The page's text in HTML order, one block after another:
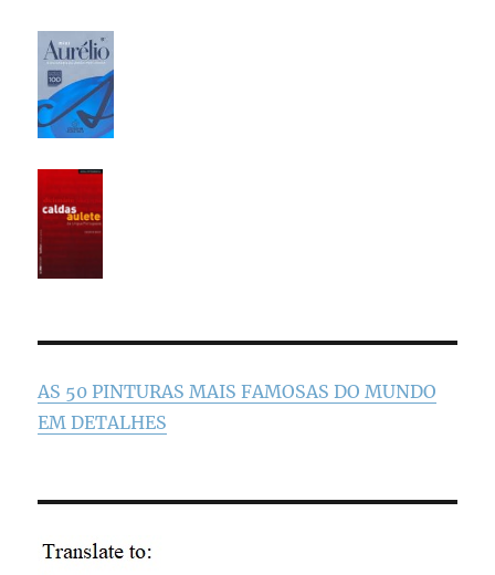
AS 50 PINTURAS MAIS FAMOSAS DO MUNDO
EM DETALHES